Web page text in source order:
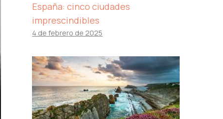
España: cinco ciudades
imprescindibles
4 de febrero de 2025